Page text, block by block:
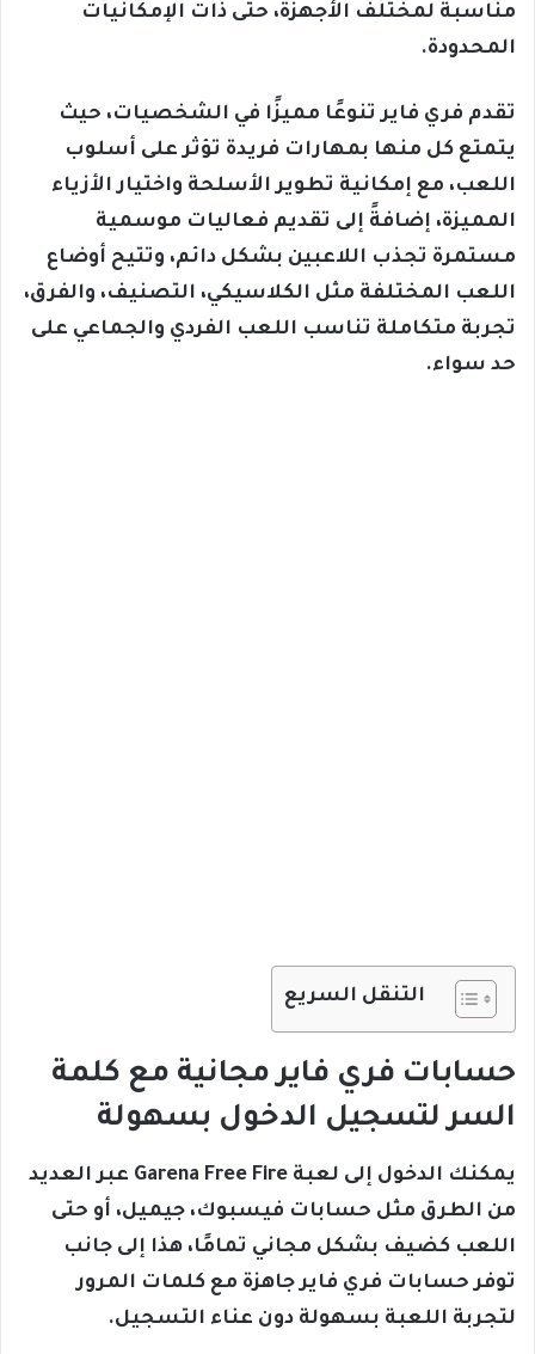
مناسبة لمختلف الأجهزة، حتى ذات الإمكانيات
المحدودة.
تقدم فري فاير تنوعًا مميزًا في الشخصيات، حيث
يتمتع كل منها بمهارات فريدة تؤثر على أسلوب
اللعب، مع إمكانية تطوير الأسلحة واختيار الأزياء
المميزة، إضافةً إلى تقديم فعاليات موسمية
مستمرة تجذب اللاعبين بشكل دائم، وتتيح أوضاع
اللعب المختلفة مثل الكلاسيكي، التصنيف، والفرق،
تجربة متكاملة تناسب اللعب الفردي والجماعي على
حد سواء.
التنقل السريع
حسابات فري فاير مجانية مع كلمة
السر لتسجيل الدخول بسهولة
يمكنك الدخول إلى لعبة Garena Free Fire عبر العديد
من الطرق مثل حسابات فيسبوك، جيميل، أو حتى
اللعب كضيف بشكل مجاني تمامًا، هذا إلى جانب
توفر حسابات فري فاير جاهزة مع كلمات المرور
لتجربة اللعبة بسهولة دون عناء التسجيل.